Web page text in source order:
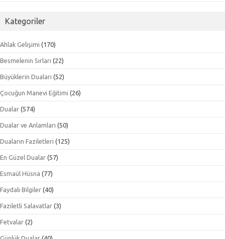
Kategoriler
Ahlak Gelişimi (170)
Besmelenin Sırları (22)
Büyüklerin Duaları (52)
Çocuğun Manevi Eğitimi (26)
Dualar (574)
Dualar ve Anlamları (50)
Duaların Faziletleri (125)
En Güzel Dualar (57)
Esmaül Hüsna (77)
Faydalı Bilgiler (40)
Faziletli Salavatlar (3)
Fetvalar (2)